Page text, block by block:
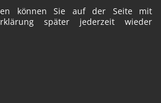
können Sie auf der Seite mit
später jederzeit wieder